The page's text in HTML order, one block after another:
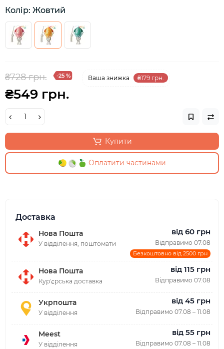
Колір: Жовтий
₴728 грн. -25 % Ваша знижка ₴179 грн.
₴549 грн.
Купити
Оплатити частинами
Доставка
Нова Пошта
У відділення, поштомати
від 60 грн
Відправимо 07.08
Безкоштовно від 2500 грн
Нова Пошта
Курʼєрська доставка
від 115 грн
Відправимо 07.08
Укрпошта
У відділення
від 45 грн
Відправимо 07.08 – 11.08
Meest
У відділення
від 55 грн
Відправимо 07.08 – 11.08